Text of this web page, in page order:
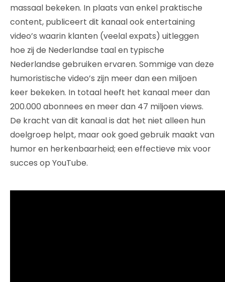
massaal bekeken. In plaats van enkel praktische
content, publiceert dit kanaal ook entertaining
video’s waarin klanten (veelal expats) uitleggen
hoe zij de Nederlandse taal en typische
Nederlandse gebruiken ervaren. Sommige van deze
humoristische video’s zijn meer dan een miljoen
keer bekeken. In totaal heeft het kanaal meer dan
200.000 abonnees en meer dan 47 miljoen views.
De kracht van dit kanaal is dat het niet alleen hun
doelgroep helpt, maar ook goed gebruik maakt van
humor en herkenbaarheid; een effectieve mix voor
succes op YouTube.